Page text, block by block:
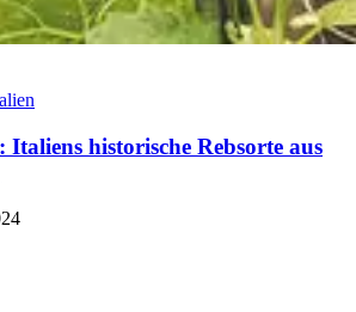
historische Rebsorte aus